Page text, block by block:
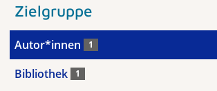
Zielgruppe
Autor*innen 1
Bibliothek 1